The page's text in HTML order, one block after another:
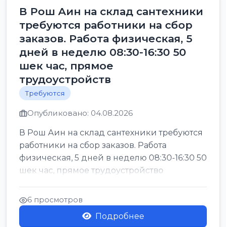
В Рош Аин на склад сантехники
требуются работники на сбор
заказов. Работа физическая, 5
дней в неделю 08:30-16:30 50
шек час, прямое
трудоустройств
Требуются
Опубликовано: 04.08.2026
В Рош Аин на склад сантехники требуются
работники на сбор заказов. Работа
физическая, 5 дней в неделю 08:30-16:30 50
шек час, прямое трудоустройство
6 просмотров
Подробнее